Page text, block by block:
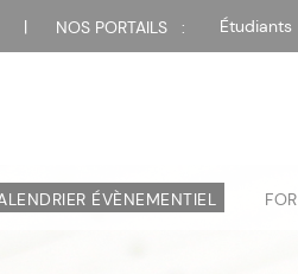
| NOS PORTAILS : Étudiants
ÉVÈNEMENTIEL